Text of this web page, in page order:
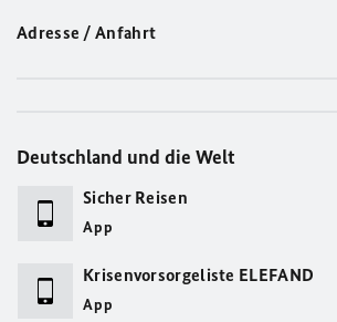
Adresse / Anfahrt
Deutschland und die Welt
Sicher Reisen
App
Krisenvorsorgeliste ELEFAND
App